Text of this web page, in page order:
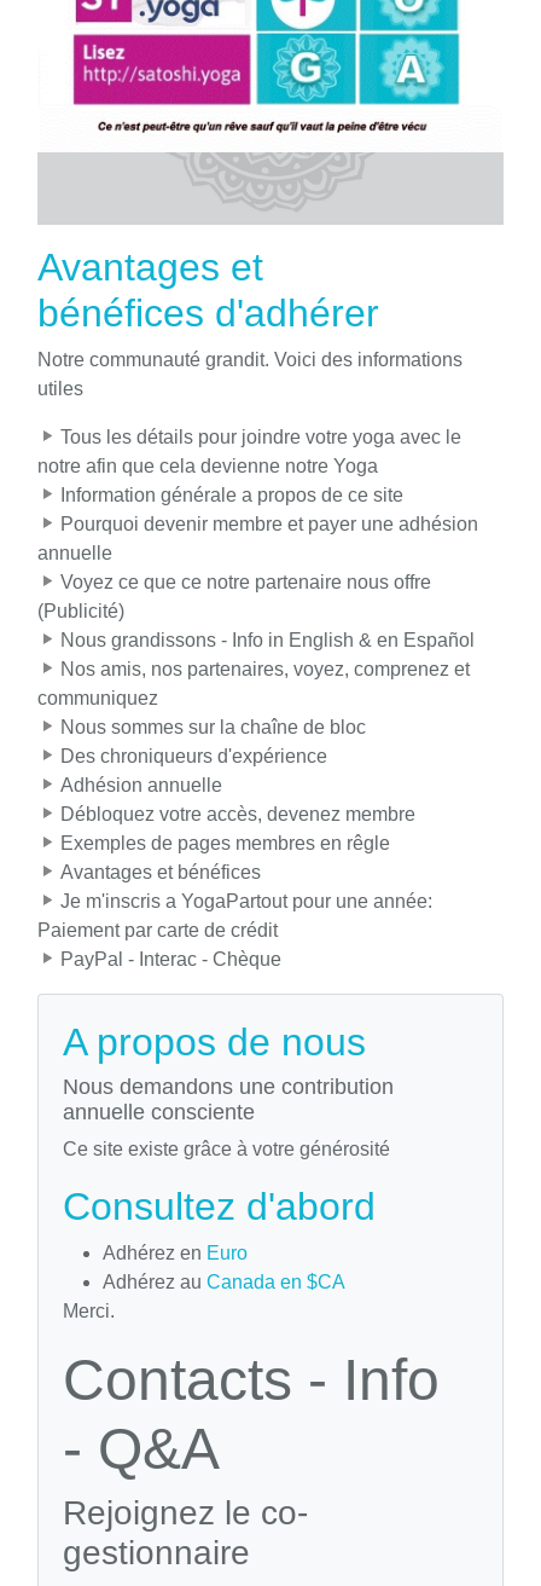
Avantages et
bénéfices d'adhérer
Notre communauté grandit. Voici des informations
utiles
Tous les détails pour joindre votre yoga avec le
notre afin que cela devienne notre Yoga
Information générale a propos de ce site
Pourquoi devenir membre et payer une adhésion
annuelle
Voyez ce que ce notre partenaire nous offre
(Publicité)
Nous grandissons - Info in English & en Español
Nos amis, nos partenaires, voyez, comprenez et
communiquez
Nous sommes sur la chaîne de bloc
Des chroniqueurs d'expérience
Adhésion annuelle
Débloquez votre accès, devenez membre
Exemples de pages membres en rêgle
Avantages et bénéfices
Je m'inscris a YogaPartout pour une année:
Paiement par carte de crédit
PayPal - Interac - Chèque
A propos de nous
Nous demandons une contribution
annuelle consciente
Ce site existe grâce à votre générosité
Consultez d'abord
Adhérez en Euro
Adhérez au Canada en $CA
Merci.
Contacts - Info
- Q&A
Rejoignez le co-
gestionnaire